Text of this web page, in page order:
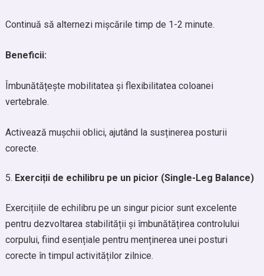
Continuă să alternezi mișcările timp de 1-2 minute.
Beneficii:
Îmbunătățește mobilitatea și flexibilitatea coloanei
vertebrale.
Activează mușchii oblici, ajutând la susținerea posturii
corecte.
Exerciții de echilibru pe un picior (Single-Leg Balance)
Exercițiile de echilibru pe un singur picior sunt excelente
pentru dezvoltarea stabilității și îmbunătățirea controlului
corpului, fiind esențiale pentru menținerea unei posturi
corecte în timpul activităților zilnice.